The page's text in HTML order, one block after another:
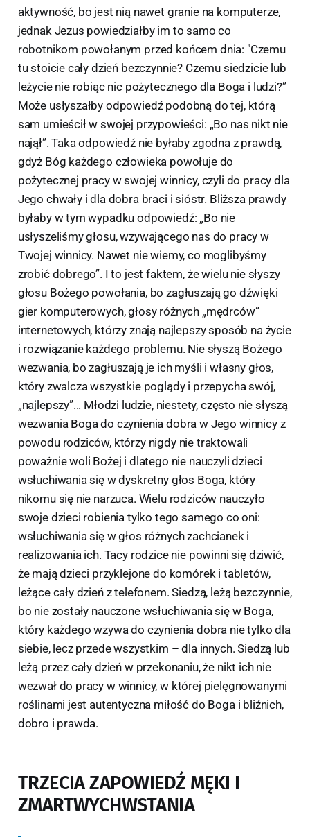
aktywność, bo jest nią nawet granie na komputerze,
jednak Jezus powiedziałby im to samo co
robotnikom powołanym przed końcem dnia: "Czemu
tu stoicie cały dzień bezczynnie? Czemu siedzicie lub
leżycie nie robiąc nic pożytecznego dla Boga i ludzi?”
Może usłyszałby odpowiedź podobną do tej, którą
sam umieścił w swojej przypowieści: „Bo nas nikt nie
najął”. Taka odpowiedź nie byłaby zgodna z prawdą,
gdyż Bóg każdego człowieka powołuje do
pożytecznej pracy w swojej winnicy, czyli do pracy dla
Jego chwały i dla dobra braci i sióstr. Bliższa prawdy
byłaby w tym wypadku odpowiedź: „Bo nie
usłyszeliśmy głosu, wzywającego nas do pracy w
Twojej winnicy. Nawet nie wiemy, co moglibyśmy
zrobić dobrego”. I to jest faktem, że wielu nie słyszy
głosu Bożego powołania, bo zagłuszają go dźwięki
gier komputerowych, głosy różnych „mędrców”
internetowych, którzy znają najlepszy sposób na życie
i rozwiązanie każdego problemu. Nie słyszą Bożego
wezwania, bo zagłuszają je ich myśli i własny głos,
który zwalcza wszystkie poglądy i przepycha swój,
„najlepszy”... Młodzi ludzie, niestety, często nie słyszą
wezwania Boga do czynienia dobra w Jego winnicy z
powodu rodziców, którzy nigdy nie traktowali
poważnie woli Bożej i dlatego nie nauczyli dzieci
wsłuchiwania się w dyskretny głos Boga, który
nikomu się nie narzuca. Wielu rodziców nauczyło
swoje dzieci robienia tylko tego samego co oni:
wsłuchiwania się w głos różnych zachcianek i
realizowania ich. Tacy rodzice nie powinni się dziwić,
że mają dzieci przyklejone do komórek i tabletów,
leżące cały dzień z telefonem. Siedzą, leżą bezczynnie,
bo nie zostały nauczone wsłuchiwania się w Boga,
który każdego wzywa do czynienia dobra nie tylko dla
siebie, lecz przede wszystkim – dla innych. Siedzą lub
leżą przez cały dzień w przekonaniu, że nikt ich nie
wezwał do pracy w winnicy, w której pielęgnowanymi
roślinami jest autentyczna miłość do Boga i bliźnich,
dobro i prawda.
TRZECIA ZAPOWIEDŹ MĘKI I
ZMARTWYCHWSTANIA